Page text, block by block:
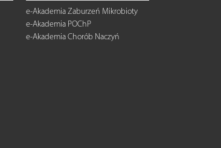
e-Akademia Zaburzeń Mikrobioty
e-Akademia POChP
e-Akademia Chorób Naczyń